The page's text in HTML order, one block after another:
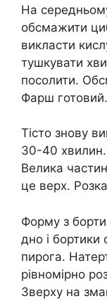
На
обсмажити
викласти
тушкувати
посолити.
Фарш готовий.
Тісто знову
30-40 хвилин.
Велика
це верх.
Форму з
дно і
пирога.
рівномірно
Зверху на